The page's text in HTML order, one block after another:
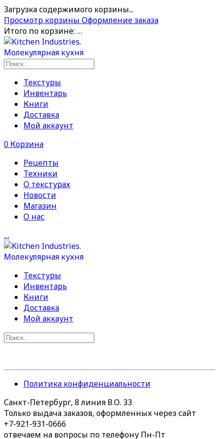
Загрузка содержимого корзины...
Просмотр корзины Оформление заказа
Итого по корзине: …
Текстуры
Инвентарь
Книги
Доставка
Мой аккаунт
0 Корзина
Рецепты
Техники
О текстурах
Новости
Магазин
О нас
…
Текстуры
Инвентарь
Книги
Доставка
Мой аккаунт
Политика конфиденциальности
Санкт-Петербург, 8 линия В.О. 33
Только выдача заказов, оформленных через сайт
+7-921-931-0666
отвечаем на вопросы по телефону Пн-Пт